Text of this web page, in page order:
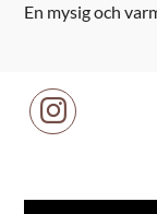
En mysig och